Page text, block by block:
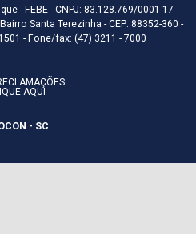
- FEBE - CNPJ: 83.128.769/0001-17
Santa Terezinha - CEP: 88352-360 -
- Fone/fax: (47) 3211 - 7000
AQUI
- SC